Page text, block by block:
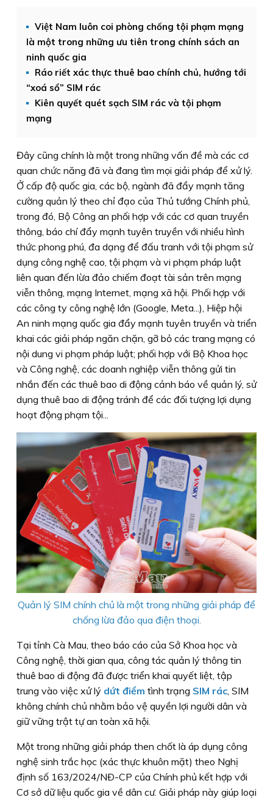
Việt Nam luôn coi phòng chống tội phạm mạng
là một trong những ưu tiên trong chính sách an
ninh quốc gia
Ráo riết xác thực thuê bao chính chủ, hướng tới
“xoá sổ” SIM rác
Kiên quyết quét sạch SIM rác và tội phạm
mạng
Đây cũng chính là một trong những vấn đề mà các cơ
quan chức năng đã và đang tìm mọi giải pháp để xử lý.
Ở cấp độ quốc gia, các bộ, ngành đã đẩy mạnh tăng
cường quản lý theo chỉ đạo của Thủ tướng Chính phủ,
trong đó, Bộ Công an phối hợp với các cơ quan truyền
thông, báo chí đẩy mạnh tuyên truyền với nhiều hình
thức phong phú, đa dạng để đấu tranh với tội phạm sử
dụng công nghệ cao, tội phạm và vi phạm pháp luật
liên quan đến lừa đảo chiếm đoạt tài sản trên mạng
viễn thông, mạng Internet, mạng xã hội. Phối hợp với
các công ty công nghệ lớn (Google, Meta...), Hiệp hội
An ninh mạng quốc gia đẩy mạnh tuyên truyền và triển
khai các giải pháp ngăn chặn, gỡ bỏ các trang mạng có
nội dung vi phạm pháp luật; phối hợp với Bộ Khoa học
và Công nghệ, các doanh nghiệp viễn thông gửi tin
nhắn đến các thuê bao di động cảnh báo về quản lý, sử
dụng thuê bao di động tránh để các đối tượng lợi dụng
hoạt động phạm tội...
Quản lý SIM chính chủ là một trong những giải pháp để
chống lừa đảo qua điện thoại.
Tại tỉnh Cà Mau, theo báo cáo của Sở Khoa học và
Công nghệ, thời gian qua, công tác quản lý thông tin
thuê bao di động đã được triển khai quyết liệt, tập
trung vào việc xử lý dứt điểm tình trạng SIM rác , SIM
không chính chủ nhằm bảo vệ quyền lợi người dân và
giữ vững trật tự an toàn xã hội.
Một trong những giải pháp then chốt là áp dụng công
nghệ sinh trắc học (xác thực khuôn mặt) theo Nghị
định số 163/2024/NÐ-CP của Chính phủ kết hợp với
Cơ sở dữ liệu quốc gia về dân cư. Giải pháp này giúp loại